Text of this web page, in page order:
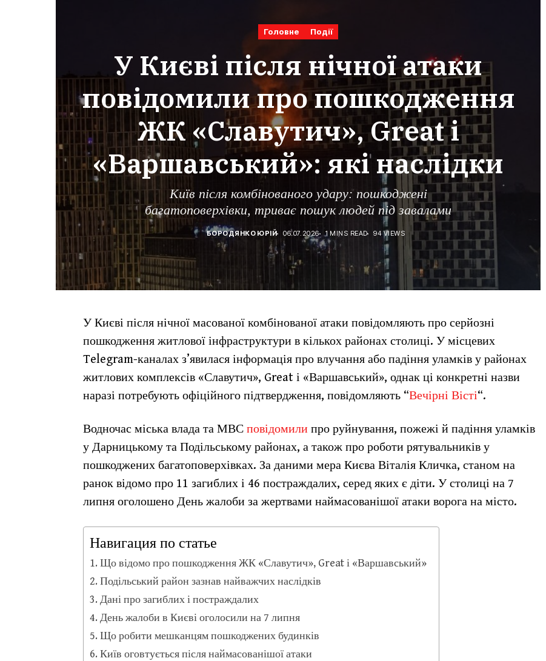
Головне Події
У Києві після нічної атаки
повідомили про пошкодження
ЖК «Славутич», Great і
«Варшавський»: які наслідки
Київ після комбінованого удару: пошкоджені
багатоповерхівки, триває пошук людей під завалами
БОРОДЯНКО ЮРІЙ 06.07.2026 1 MINS READ 94 VIEWS
У Києві після нічної масованої комбінованої атаки повідомляють про серйозні
пошкодження житлової інфраструктури в кількох районах столиці. У місцевих
Telegram-каналах з’явилася інформація про влучання або падіння уламків у районах
житлових комплексів «Славутич», Great і «Варшавський», однак ці конкретні назви
наразі потребують офіційного підтвердження, повідомляють “Вечірні Вісті“.
Водночас міська влада та МВС повідомили про руйнування, пожежі й падіння уламків
у Дарницькому та Подільському районах, а також про роботи рятувальників у
пошкоджених багатоповерхівках. За даними мера Києва Віталія Кличка, станом на
ранок відомо про 11 загиблих і 46 постраждалих, серед яких є діти. У столиці на 7
липня оголошено День жалоби за жертвами наймасованішої атаки ворога на місто.
Навигация по статье
Що відомо про пошкодження ЖК «Славутич», Great і «Варшавський»
Подільський район зазнав найважчих наслідків
Дані про загиблих і постраждалих
День жалоби в Києві оголосили на 7 липня
Що робити мешканцям пошкоджених будинків
Київ оговтується після наймасованішої атаки